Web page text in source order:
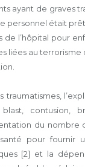
ayant de graves
personnel était
de l’hôpital pour
liées au
traumatismes,
blast, contusion,
du
pour fournir
[2] et la